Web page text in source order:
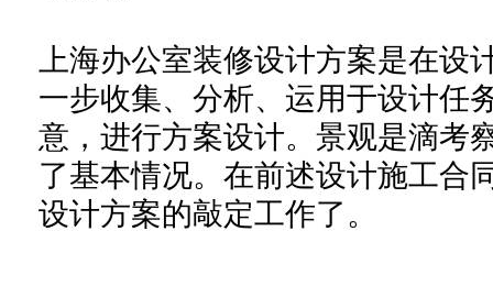
上海办公室装修设计方案是在
一步收集、分析、运用于设计任
意，进行方案设计。景观是滴考
了基本情况。在前述设计施工合
设计方案的敲定工作了。